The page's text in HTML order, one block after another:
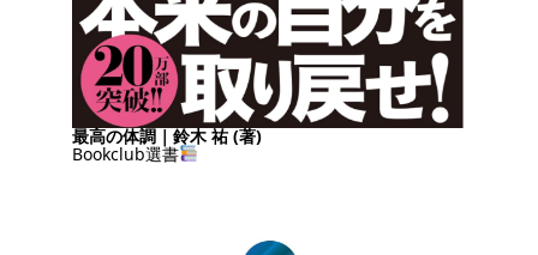
最高の体調｜鈴木 祐 (著)
Bookclub選書